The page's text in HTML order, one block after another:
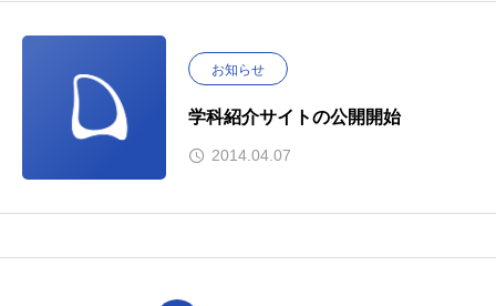
お知らせ
学科紹介サイトの公開開始
2014.04.07